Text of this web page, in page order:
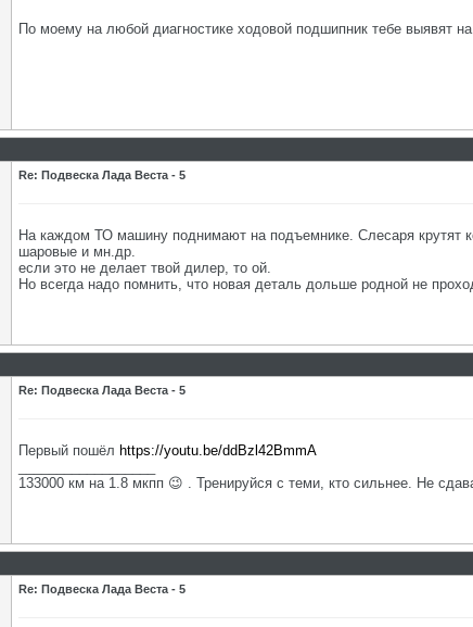
По моему на любой диагностике ходовой подшипник тебе выявят
Re: Подвеска Лада Веста - 5
На каждом ТО машину поднимают на подъемнике. Слесаря крутят
шаровые и мн.др.
если это не делает твой дилер, то ой.
Но всегда надо помнить, что новая деталь дольше родной не
Re: Подвеска Лада Веста - 5
Первый пошёл https://youtu.be/ddBzl42BmmA
133000 км на 1.8 мкпп 😉 . Тренируйся с теми, кто сильнее. Не
Re: Подвеска Лада Веста - 5